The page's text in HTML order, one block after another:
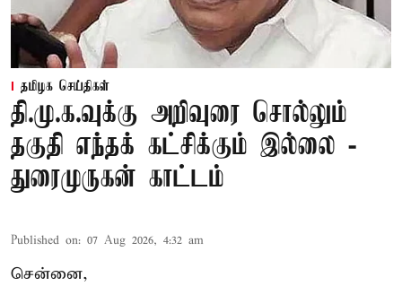
தமிழக செய்திகள்
தி.மு.க.வுக்கு அறிவுரை சொல்லும்
தகுதி எந்தக் கட்சிக்கும் இல்லை -
துரைமுருகன் காட்டம்
Published on: 07 Aug 2026, 4:32 am
சென்னை,